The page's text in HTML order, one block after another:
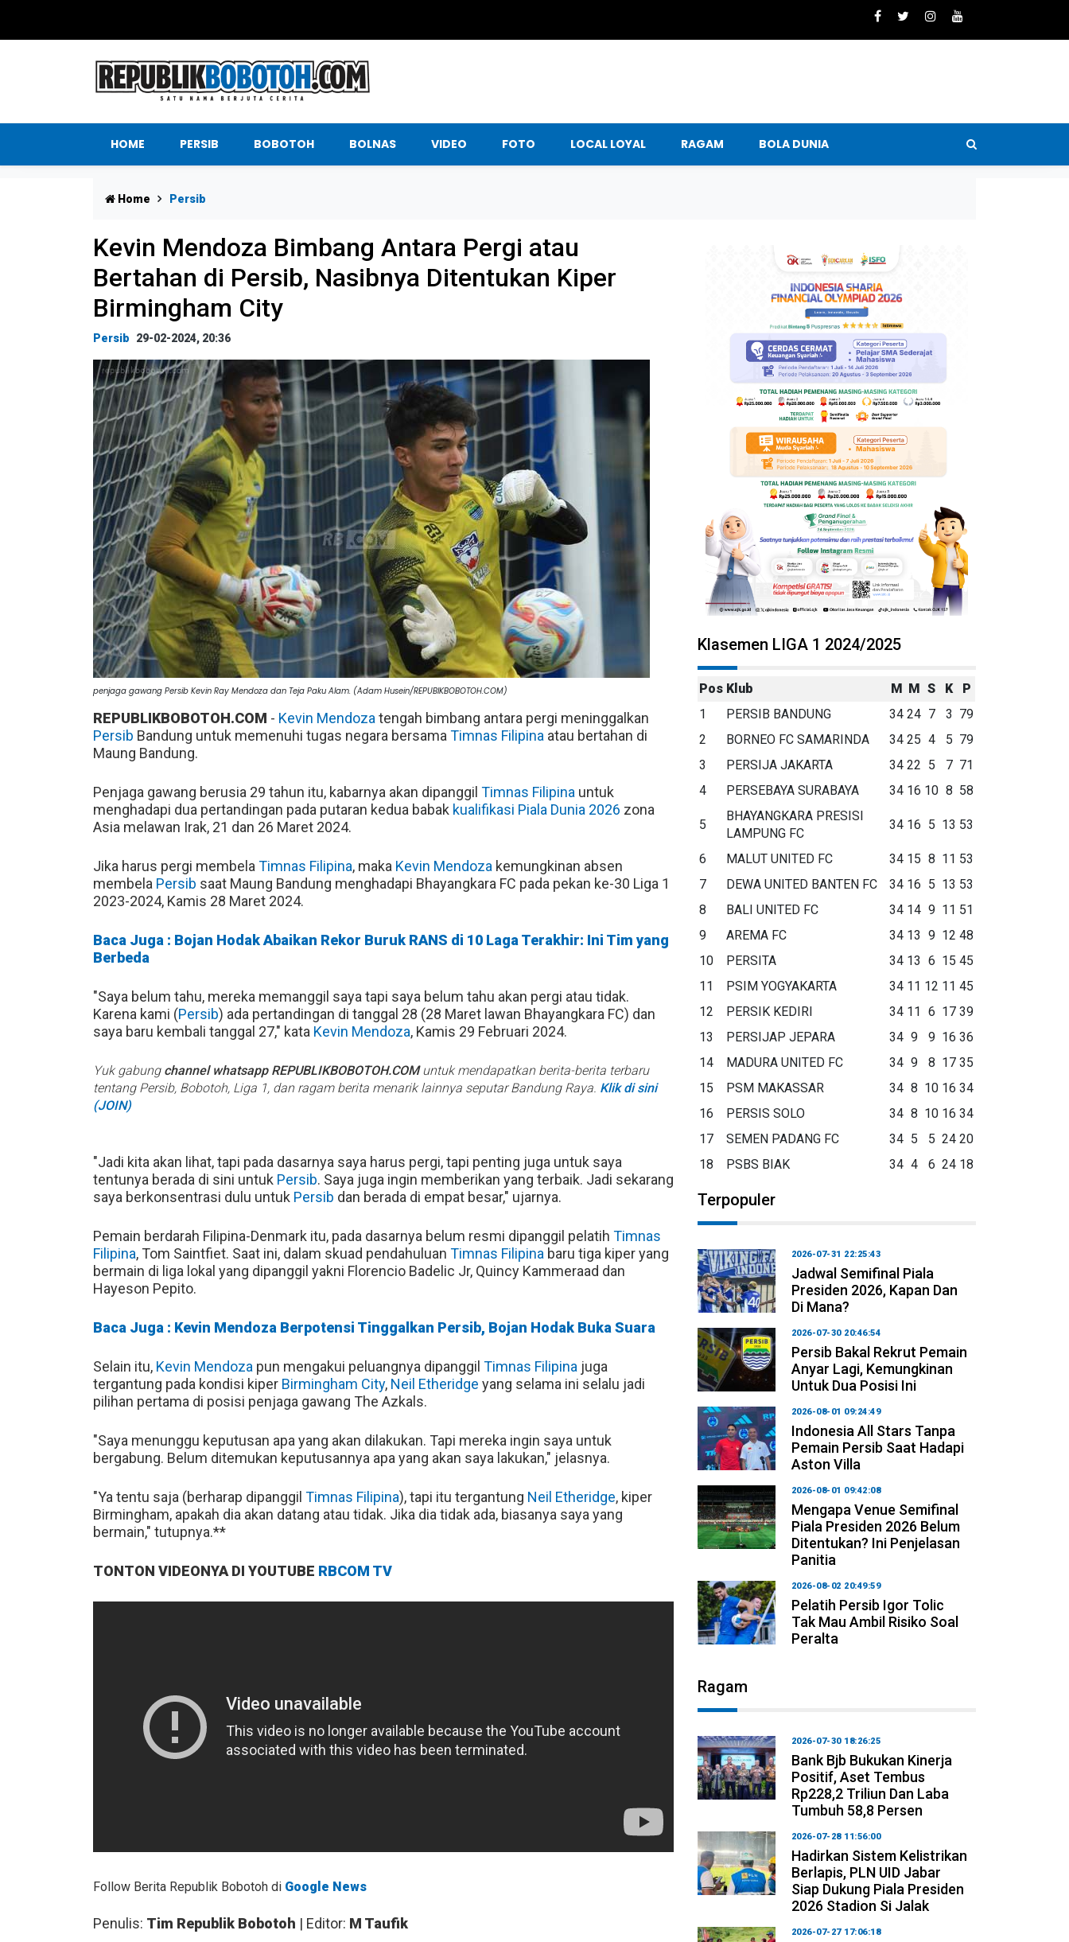
HOME PERSIB BOBOTOH BOLNAS VIDEO FOTO LOCAL LOYAL RAGAM BOLA DUNIA
Home Persib
Kevin Mendoza Bimbang Antara Pergi atau
Bertahan di Persib, Nasibnya Ditentukan Kiper
Birmingham City
Persib 29-02-2024, 20:36
penjaga gawang Persib Kevin Ray Mendoza dan Teja Paku Alam. (Adam Husein/REPUBIKBOBOTOH.COM)
REPUBLIKBOBOTOH.COM - Kevin Mendoza tengah bimbang antara pergi meninggalkan
Persib Bandung untuk memenuhi tugas negara bersama Timnas Filipina atau bertahan di
Maung Bandung.
Penjaga gawang berusia 29 tahun itu, kabarnya akan dipanggil Timnas Filipina untuk
menghadapi dua pertandingan pada putaran kedua babak kualifikasi Piala Dunia 2026 zona
Asia melawan Irak, 21 dan 26 Maret 2024.
Jika harus pergi membela Timnas Filipina, maka Kevin Mendoza kemungkinan absen
membela Persib saat Maung Bandung menghadapi Bhayangkara FC pada pekan ke-30 Liga 1
2023-2024, Kamis 28 Maret 2024.
Baca Juga : Bojan Hodak Abaikan Rekor Buruk RANS di 10 Laga Terakhir: Ini Tim yang
Berbeda
"Saya belum tahu, mereka memanggil saya tapi saya belum tahu akan pergi atau tidak.
Karena kami (Persib) ada pertandingan di tanggal 28 (28 Maret lawan Bhayangkara FC) dan
saya baru kembali tanggal 27," kata Kevin Mendoza, Kamis 29 Februari 2024.
Yuk gabung channel whatsapp REPUBLIKBOBOTOH.COMuntuk mendapatkan berita-berita terbaru
tentang Persib, Bobotoh, Liga 1, dan ragam berita menarik lainnya seputar Bandung Raya. Klik di sini
(JOIN)
"Jadi kita akan lihat, tapi pada dasarnya saya harus pergi, tapi penting juga untuk saya
tentunya berada di sini untuk Persib. Saya juga ingin memberikan yang terbaik. Jadi sekarang
saya berkonsentrasi dulu untuk Persib dan berada di empat besar," ujarnya.
Pemain berdarah Filipina-Denmark itu, pada dasarnya belum resmi dipanggil pelatih Timnas
Filipina, Tom Saintfiet. Saat ini, dalam skuad pendahuluan Timnas Filipina baru tiga kiper yang
bermain di liga lokal yang dipanggil yakni Florencio Badelic Jr, Quincy Kammeraad dan
Hayeson Pepito.
Baca Juga : Kevin Mendoza Berpotensi Tinggalkan Persib, Bojan Hodak Buka Suara
Selain itu, Kevin Mendoza pun mengakui peluangnya dipanggil Timnas Filipina juga
tergantung pada kondisi kiper Birmingham City, Neil Etheridge yang selama ini selalu jadi
pilihan pertama di posisi penjaga gawang The Azkals.
"Saya menunggu keputusan apa yang akan dilakukan. Tapi mereka ingin saya untuk
bergabung. Belum ditemukan keputusannya apa yang akan saya lakukan," jelasnya.
"Ya tentu saja (berharap dipanggil Timnas Filipina), tapi itu tergantung Neil Etheridge, kiper
Birmingham, apakah dia akan datang atau tidak. Jika dia tidak ada, biasanya saya yang
bermain," tutupnya.**
TONTON VIDEONYA DI YOUTUBE RBCOM TV
Follow Berita Republik Bobotoh di Google News
Penulis: Tim Republik Bobotoh | Editor: M Taufik
Klasemen LIGA 1 2024/2025
Pos Klub M M S K
P
1
PERSIB BANDUNG 34 24 7 3 79
2
BORNEO FC SAMARINDA 34 25 4 5 79
3
PERSIJA JAKARTA 34 22 5 7 71
4
PERSEBAYA SURABAYA 34 16 10 8 58
5
BHAYANGKARA PRESISI
LAMPUNG FC
34 16 5 13 53
6 MALUT UNITED FC 34 15 8 11 53
7
DEWA UNITED BANTEN FC 34 16 5 13 53
8
BALI UNITED FC 34 14 9 11 51
9
AREMA FC 34 13 9 12 48
10
PERSITA 34 13 6 15 45
11
PSIM YOGYAKARTA 34 11 12 11 45
12
PERSIK KEDIRI 34 11 6 17 39
13
PERSIJAP JEPARA 34 9 9 16 36
14
MADURA UNITED FC 34 9 8 17 35
15
PSM MAKASSAR 34 8 10 16 34
16
PERSIS SOLO 34 8 10 16 34
17
SEMEN PADANG FC 34 5 5 24 20
18
PSBS BIAK 34 4 6 24 18
Terpopuler
2026-07-31 22:25:43
Jadwal Semifinal Piala
Presiden 2026, Kapan Dan
Di Mana?
2026-07-30 20:46:54
Persib Bakal Rekrut Pemain
Anyar Lagi, Kemungkinan
Untuk Dua Posisi Ini
2026-08-01 09:24:49
Indonesia All Stars Tanpa
Pemain Persib Saat Hadapi
Aston Villa
2026-08-01 09:42:08
Mengapa Venue Semifinal
Piala Presiden 2026 Belum
Ditentukan? Ini Penjelasan
Panitia
2026-08-02 20:49:59
Pelatih Persib Igor Tolic
Tak Mau Ambil Risiko Soal
Peralta
Ragam
2026-07-30 18:26:25
Bank Bjb Bukukan Kinerja
Positif, Aset Tembus
Rp228,2 Triliun Dan Laba
Tumbuh 58,8 Persen
2026-07-28 11:56:00
Hadirkan Sistem Kelistrikan
Berlapis, PLN UID Jabar
Siap Dukung Piala Presiden
2026 Stadion Si Jalak
2026-07-27 17:06:18